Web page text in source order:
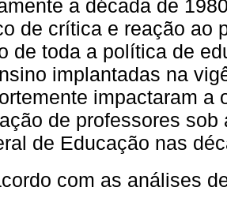
a década de
de crítica e reação ao
de toda a política de
implantadas na
impactaram a
de professores
de Educação nas
com as análises